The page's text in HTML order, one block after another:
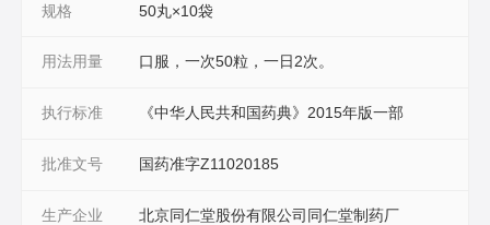
规格 50丸×10袋
用法用量 口服，一次50粒，一日2次。
执行标准 《中华人民共和国药典》2015年版一部
批准文号 国药准字Z11020185
生产企业 北京同仁堂股份有限公司同仁堂制药厂